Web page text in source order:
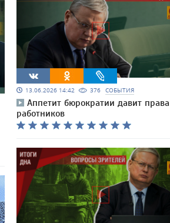
13.06.2026 14:42 376 СОБЫТИЯ
Аппетит бюрократии давит права
работников